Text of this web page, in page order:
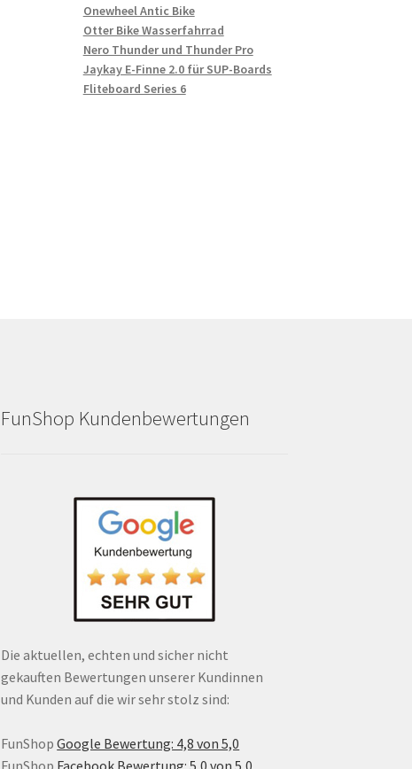
Onewheel Antic Bike
Otter Bike Wasserfahrrad
Nero Thunder und Thunder Pro
Jaykay E-Finne 2.0 für SUP-Boards
Fliteboard Series 6
FunShop Kundenbewertungen
Die aktuellen, echten und sicher nicht
gekauften Bewertungen unserer Kundinnen
und Kunden auf die wir sehr stolz sind:
FunShop Google Bewertung: 4,8 von 5,0
FunShop Facebook Bewertung: 5,0 von 5,0